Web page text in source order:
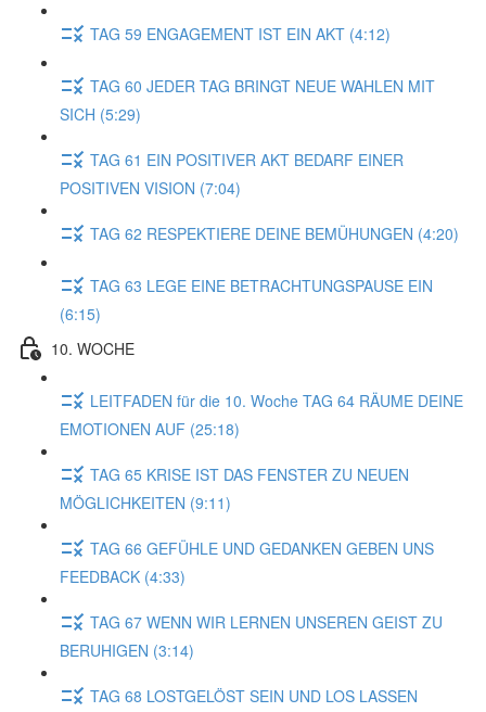
TAG 59 ENGAGEMENT IST EIN AKT (4:12)
TAG 60 JEDER TAG BRINGT NEUE WAHLEN MIT
SICH (5:29)
TAG 61 EIN POSITIVER AKT BEDARF EINER
POSITIVEN VISION (7:04)
TAG 62 RESPEKTIERE DEINE BEMÜHUNGEN (4:20)
TAG 63 LEGE EINE BETRACHTUNGSPAUSE EIN
(6:15)
10. WOCHE
LEITFADEN für die 10. Woche TAG 64 RÄUME DEINE
EMOTIONEN AUF (25:18)
TAG 65 KRISE IST DAS FENSTER ZU NEUEN
MÖGLICHKEITEN (9:11)
TAG 66 GEFÜHLE UND GEDANKEN GEBEN UNS
FEEDBACK (4:33)
TAG 67 WENN WIR LERNEN UNSEREN GEIST ZU
BERUHIGEN (3:14)
TAG 68 LOSTGELÖST SEIN UND LOS LASSEN